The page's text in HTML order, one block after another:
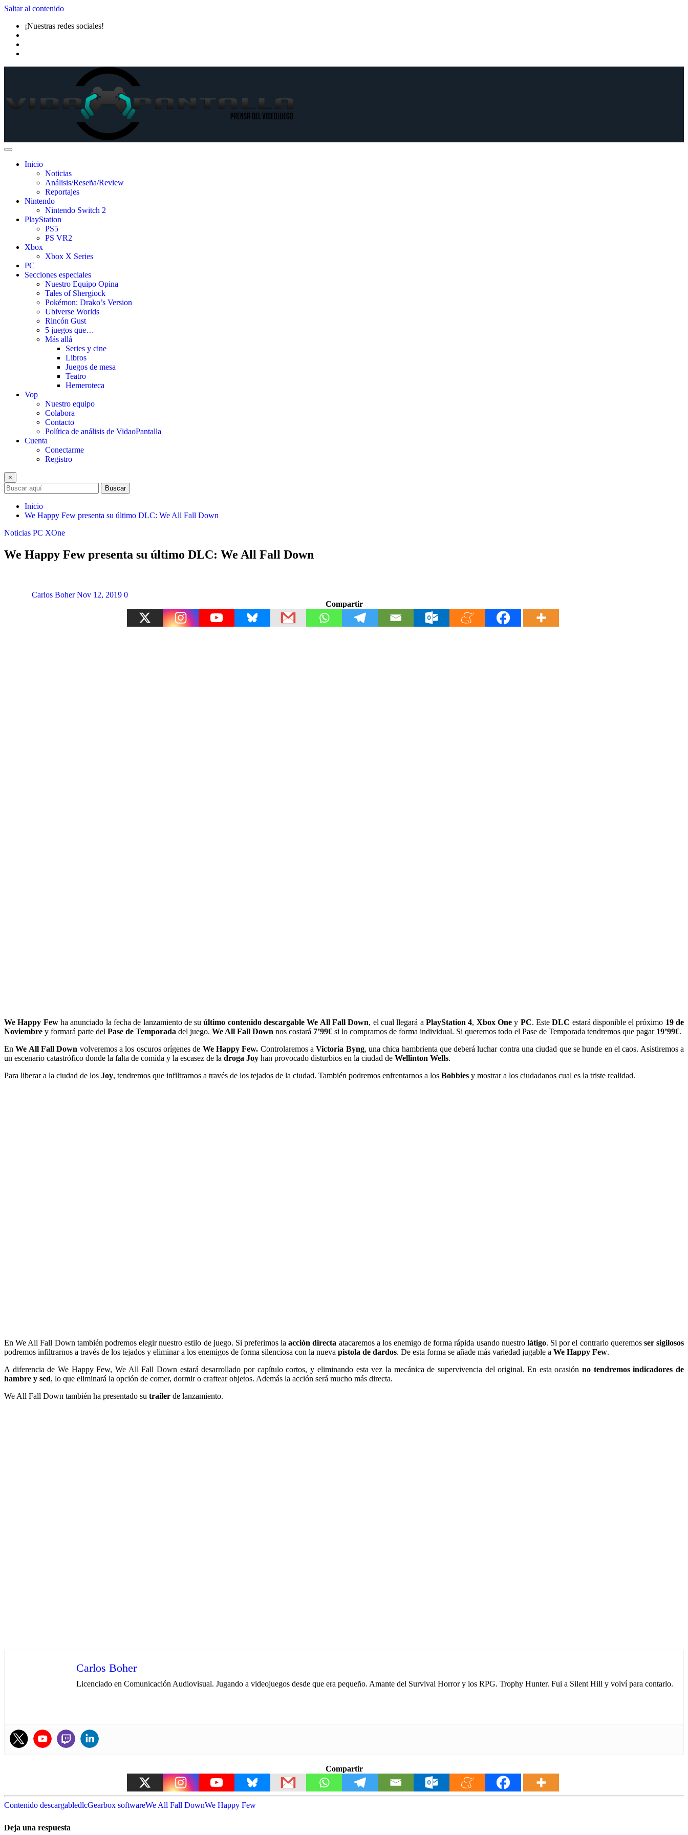
Saltar al contenido
¡Nuestras redes sociales!
Inicio
Noticias
Análisis/Reseña/Review
Reportajes
Nintendo
Nintendo Switch 2
PlayStation
PS5
PS VR2
Xbox
Xbox X Series
PC
Secciones especiales
Nuestro Equipo Opina
Tales of Shergiock
Pokémon: Drako’s Version
Ubiverse Worlds
Rincón Gust
5 juegos que…
Más allá
Series y cine
Libros
Juegos de mesa
Teatro
Hemeroteca
Vop
Nuestro equipo
Colabora
Contacto
Política de análisis de VidaoPantalla
Cuenta
Conectarme
Registro
×
Buscar
Inicio
We Happy Few presenta su último DLC: We All Fall Down
Noticias PC XOne
We Happy Few presenta su último DLC: We All Fall Down
Carlos Boher Nov 12, 2019 0
Compartir
We Happy Fewha anunciado la fecha de lanzamiento de suúltimo contenido descargable We All Fall Down, el cual llegará a PlayStation 4, Xbox Oney PC. EsteDLC estará disponible el próximo 19 de
Noviembre y formará parte del Pase de Temporada del juego. We All Fall Down nos costará 7’99€ si lo compramos de forma individual. Si queremos todo el Pase de Temporada tendremos que pagar 19’99€.
EnWe All Fall Down volveremos a los oscuros orígenes de We Happy Few. Controlaremos aVictoria Byng, una chica hambrienta que deberá luchar contra una ciudad que se hunde en el caos. Asistiremos a
un escenario catastrófico donde la falta de comida y la escasez de la droga Joy han provocado disturbios en la ciudad de Wellinton Wells.
Para liberar a la ciudad de los Joy, tendremos que infiltrarnos a través de los tejados de la ciudad. También podremos enfrentarnos a los Bobbies y mostrar a los ciudadanos cual es la triste realidad.
En We All Fall Down también podremos elegir nuestro estilo de juego. Si preferimos laacción directa atacaremos a los enemigo de forma rápida usando nuestro látigo. Si por el contrario queremos ser sigilosos
podremos infiltrarnos a través de los tejados y eliminar a los enemigos de forma silenciosa con la nueva pistola de dardos. De esta forma se añade más variedad jugable a We Happy Few.
A diferencia de We Happy Few, We All Fall Down estará desarrollado por capítulo cortos, y eliminando esta vez la mecánica de supervivencia del original. En esta ocasión no tendremos indicadores de
hambre y sed, lo que eliminará la opción de comer, dormir o craftear objetos. Además la acción será mucho más directa.
We All Fall Down también ha presentado su trailer de lanzamiento.
Carlos Boher
Licenciado en Comunicación Audiovisual. Jugando a videojuegos desde que era pequeño. Amante del Survival Horror y los RPG. Trophy Hunter. Fui a Silent Hill y volví para contarlo.
Compartir
Contenido descargabledlcGearbox softwareWe All Fall DownWe Happy Few
Deja una respuesta